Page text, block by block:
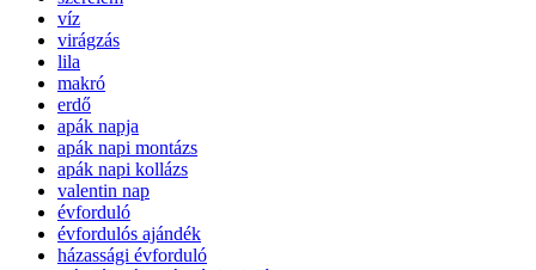
víz
virágzás
lila
makró
erdő
apák napja
apák napi montázs
apák napi kollázs
valentin nap
évforduló
évfordulós ajándék
házassági évforduló